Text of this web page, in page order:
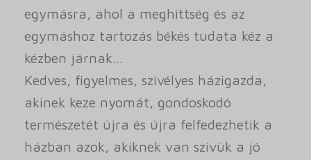
egymásra, ahol a meghittség és az
egymáshoz tartozás békés tudata kéz a
kézben járnak…
Kedves, figyelmes, szívélyes házigazda,
akinek keze nyomát, gondoskodó
természetét újra és újra felfedezhetik a
házban azok, akiknek van szívük a jó